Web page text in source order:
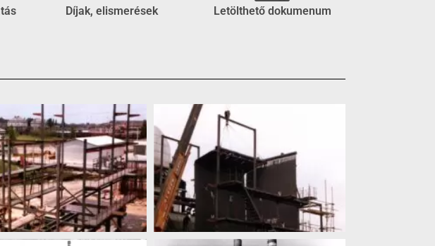
Díjak, elismerések Letölthető dokumenum